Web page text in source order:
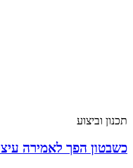
וביצוע
הפך לאמירה